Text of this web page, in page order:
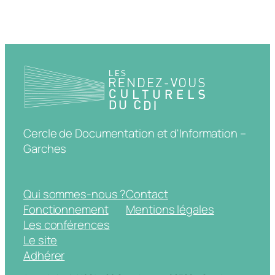
Cercle de Documentation et d'Information –
Garches
Qui sommes-nous ?
Fonctionnement
Les conférences
Le site
Adhérer
Contact
Mentions légales